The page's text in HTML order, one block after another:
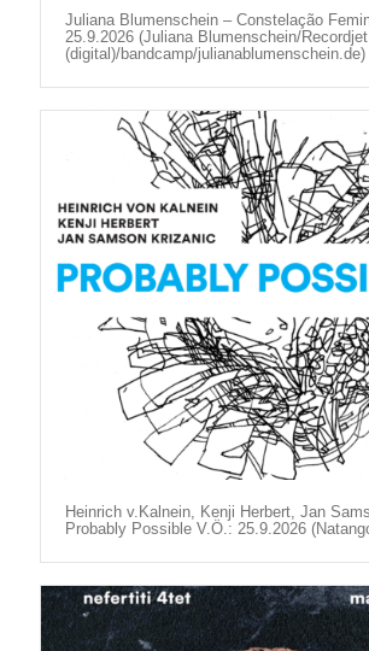
Juliana Blumenschein – Constelação
25.9.2026 (Juliana Blumenschein/Recordjet
(digital)/bandcamp/julianablumenschein.de)
Heinrich v.Kalnein, Kenji Herbert, Jan
Probably Possible V.Ö.: 25.9.2026